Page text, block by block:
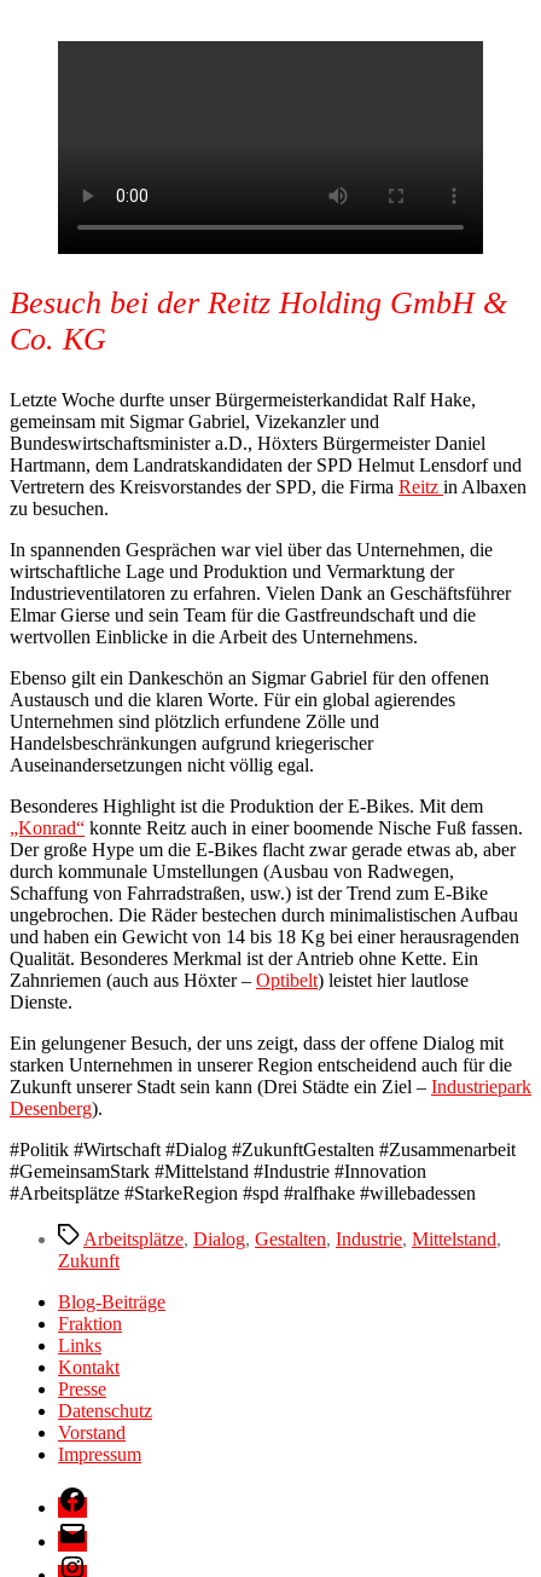
Besuch bei der Reitz Holding GmbH &
Co. KG
Letzte Woche durfte unser Bürgermeisterkandidat Ralf Hake,
gemeinsam mit Sigmar Gabriel, Vizekanzler und
Bundeswirtschaftsminister a.D., Höxters Bürgermeister Daniel
Hartmann, dem Landratskandidaten der SPD Helmut Lensdorf und
Vertretern des Kreisvorstandes der SPD, die Firma Reitz in Albaxen
zu besuchen.
In spannenden Gesprächen war viel über das Unternehmen, die
wirtschaftliche Lage und Produktion und Vermarktung der
Industrieventilatoren zu erfahren. Vielen Dank an Geschäftsführer
Elmar Gierse und sein Team für die Gastfreundschaft und die
wertvollen Einblicke in die Arbeit des Unternehmens.
Ebenso gilt ein Dankeschön an Sigmar Gabriel für den offenen
Austausch und die klaren Worte. Für ein global agierendes
Unternehmen sind plötzlich erfundene Zölle und
Handelsbeschränkungen aufgrund kriegerischer
Auseinandersetzungen nicht völlig egal.
Besonderes Highlight ist die Produktion der E-Bikes. Mit dem
„Konrad“ konnte Reitz auch in einer boomende Nische Fuß fassen.
Der große Hype um die E-Bikes flacht zwar gerade etwas ab, aber
durch kommunale Umstellungen (Ausbau von Radwegen,
Schaffung von Fahrradstraßen, usw.) ist der Trend zum E-Bike
ungebrochen. Die Räder bestechen durch minimalistischen Aufbau
und haben ein Gewicht von 14 bis 18 Kg bei einer herausragenden
Qualität. Besonderes Merkmal ist der Antrieb ohne Kette. Ein
Zahnriemen (auch aus Höxter – Optibelt) leistet hier lautlose
Dienste.
Ein gelungener Besuch, der uns zeigt, dass der offene Dialog mit
starken Unternehmen in unserer Region entscheidend auch für die
Zukunft unserer Stadt sein kann (Drei Städte ein Ziel – Industriepark
Desenberg).
#Politik #Wirtschaft #Dialog #ZukunftGestalten #Zusammenarbeit
#GemeinsamStark #Mittelstand #Industrie #Innovation
#Arbeitsplätze #StarkeRegion #spd #ralfhake #willebadessen
Schlagwörter
Arbeitsplätze, Dialog, Gestalten, Industrie, Mittelstand,
Zukunft
Blog-Beiträge
Fraktion
Links
Kontakt
Presse
Datenschutz
Vorstand
Impressum
Facebook
E-
Mail
Instagram